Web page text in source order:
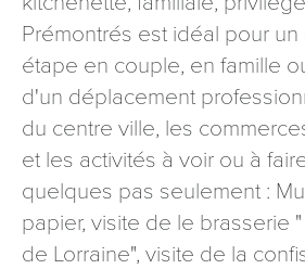
Prémontrés est idéal pour
étape en couple, en famille
d'un déplacement
du centre ville, les
et les activités à voir ou à
quelques pas seulement :
papier, visite de le brasserie
de Lorraine", visite de la